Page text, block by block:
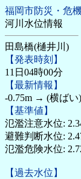
福岡市防災・危
河川水位情報
田島橋(樋井川)
【発表時刻】
11日04時00分
【最新情報】
-0.75m → (横ばい)
【基準値】
氾濫注意水位:
避難判断水位:
氾濫危険水位:
【過去水位】